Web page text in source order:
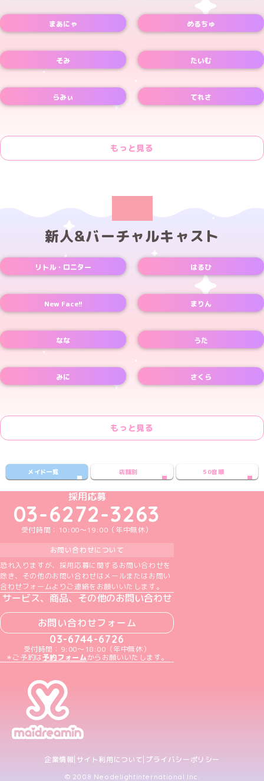
まあにゃ
めるちゅ
そみ
たいむ
らみぃ
てれさ
もっと見る
新人&バーチャルキャスト
リトル・ロニター はるひ
New Face!! まりん
なな うた
みに さくら
もっと見る
メイド一覧 店舗別 50音順
めいどりーみんTikTok公式アカウント
めいどりーみんX公式アカウント
めいどりーみんInstagram公式アカウント
めいどりーみんFacebook公式アカウン
めいどりーみんYouTube公式アカ
採用応募
03-6272-3263
受付時間：10:00～19:00（年中無休）
お問い合わせについて
恐れ入りますが、採用応募に関するお問い合わせを
除き、その他のお問い合わせはメールまたはお問い
合わせフォームよりご連絡をお願いいたします。
サービス、商品、その他のお問い合わせ
お問い合わせフォーム
03-6744-6726
受付時間：9:00～18:00（年中無休）
＊ご予約は予約フォームからお願いいたします。
企業情報 サイト利用について プライバシーポリシー
© 2008 Neodelightinternational Inc.